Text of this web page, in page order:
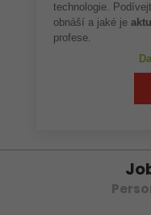
technologie.
obnáší a jaké je
profese.